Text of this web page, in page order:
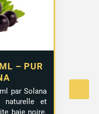
– PUR
par Solana
naturelle et